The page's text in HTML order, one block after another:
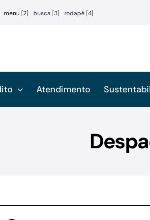
menu [2] busca [3] rodapé [4]
Atendimento